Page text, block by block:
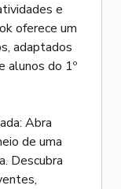
e
oferece um
adaptados
alunos do 1º
Abra
de uma
Descubra